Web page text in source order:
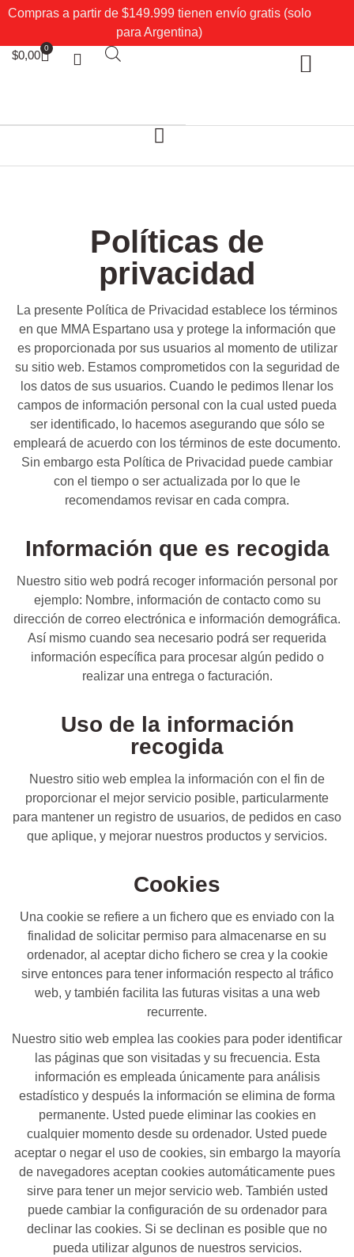
Compras a partir de $149.999 tienen envío gratis (solo
para Argentina)
$0,00
0
Políticas de
privacidad
La presente Política de Privacidad establece los términos
en que MMA Espartano usa y protege la información que
es proporcionada por sus usuarios al momento de utilizar
su sitio web. Estamos comprometidos con la seguridad de
los datos de sus usuarios. Cuando le pedimos llenar los
campos de información personal con la cual usted pueda
ser identificado, lo hacemos asegurando que sólo se
empleará de acuerdo con los términos de este documento.
Sin embargo esta Política de Privacidad puede cambiar
con el tiempo o ser actualizada por lo que le
recomendamos revisar en cada compra.
Información que es recogida
Nuestro sitio web podrá recoger información personal por
ejemplo: Nombre, información de contacto como su
dirección de correo electrónica e información demográfica.
Así mismo cuando sea necesario podrá ser requerida
información específica para procesar algún pedido o
realizar una entrega o facturación.
Uso de la información
recogida
Nuestro sitio web emplea la información con el fin de
proporcionar el mejor servicio posible, particularmente
para mantener un registro de usuarios, de pedidos en caso
que aplique, y mejorar nuestros productos y servicios.
Cookies
Una cookie se refiere a un fichero que es enviado con la
finalidad de solicitar permiso para almacenarse en su
ordenador, al aceptar dicho fichero se crea y la cookie
sirve entonces para tener información respecto al tráfico
web, y también facilita las futuras visitas a una web
recurrente.
Nuestro sitio web emplea las cookies para poder identificar
las páginas que son visitadas y su frecuencia. Esta
información es empleada únicamente para análisis
estadístico y después la información se elimina de forma
permanente. Usted puede eliminar las cookies en
cualquier momento desde su ordenador. Usted puede
aceptar o negar el uso de cookies, sin embargo la mayoría
de navegadores aceptan cookies automáticamente pues
sirve para tener un mejor servicio web. También usted
puede cambiar la configuración de su ordenador para
declinar las cookies. Si se declinan es posible que no
pueda utilizar algunos de nuestros servicios.